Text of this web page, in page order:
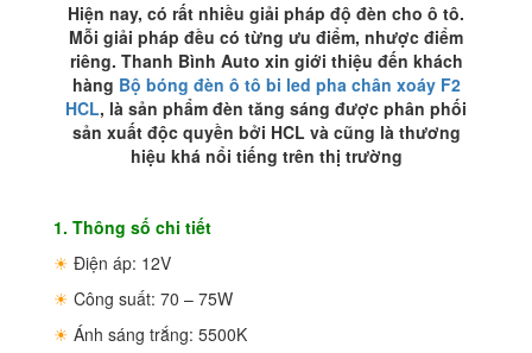
lượng
Hiện nay, có rất nhiều giải pháp độ đèn cho ô tô.
Mỗi giải pháp đều có từng ưu điểm, nhược điểm
riêng. Thanh Bình Auto xin giới thiệu đến khách
hàng Bộ bóng đèn ô tô bi led pha chân xoáy F2
HCL, là sản phẩm đèn tăng sáng được phân phối
sản xuất độc quyền bởi HCL và cũng là thương
hiệu khá nổi tiếng trên thị trường
1. Thông số chi tiết
☀ Điện áp: 12V
☀ Công suất: 70 – 75W
☀ Ánh sáng trắng: 5500K